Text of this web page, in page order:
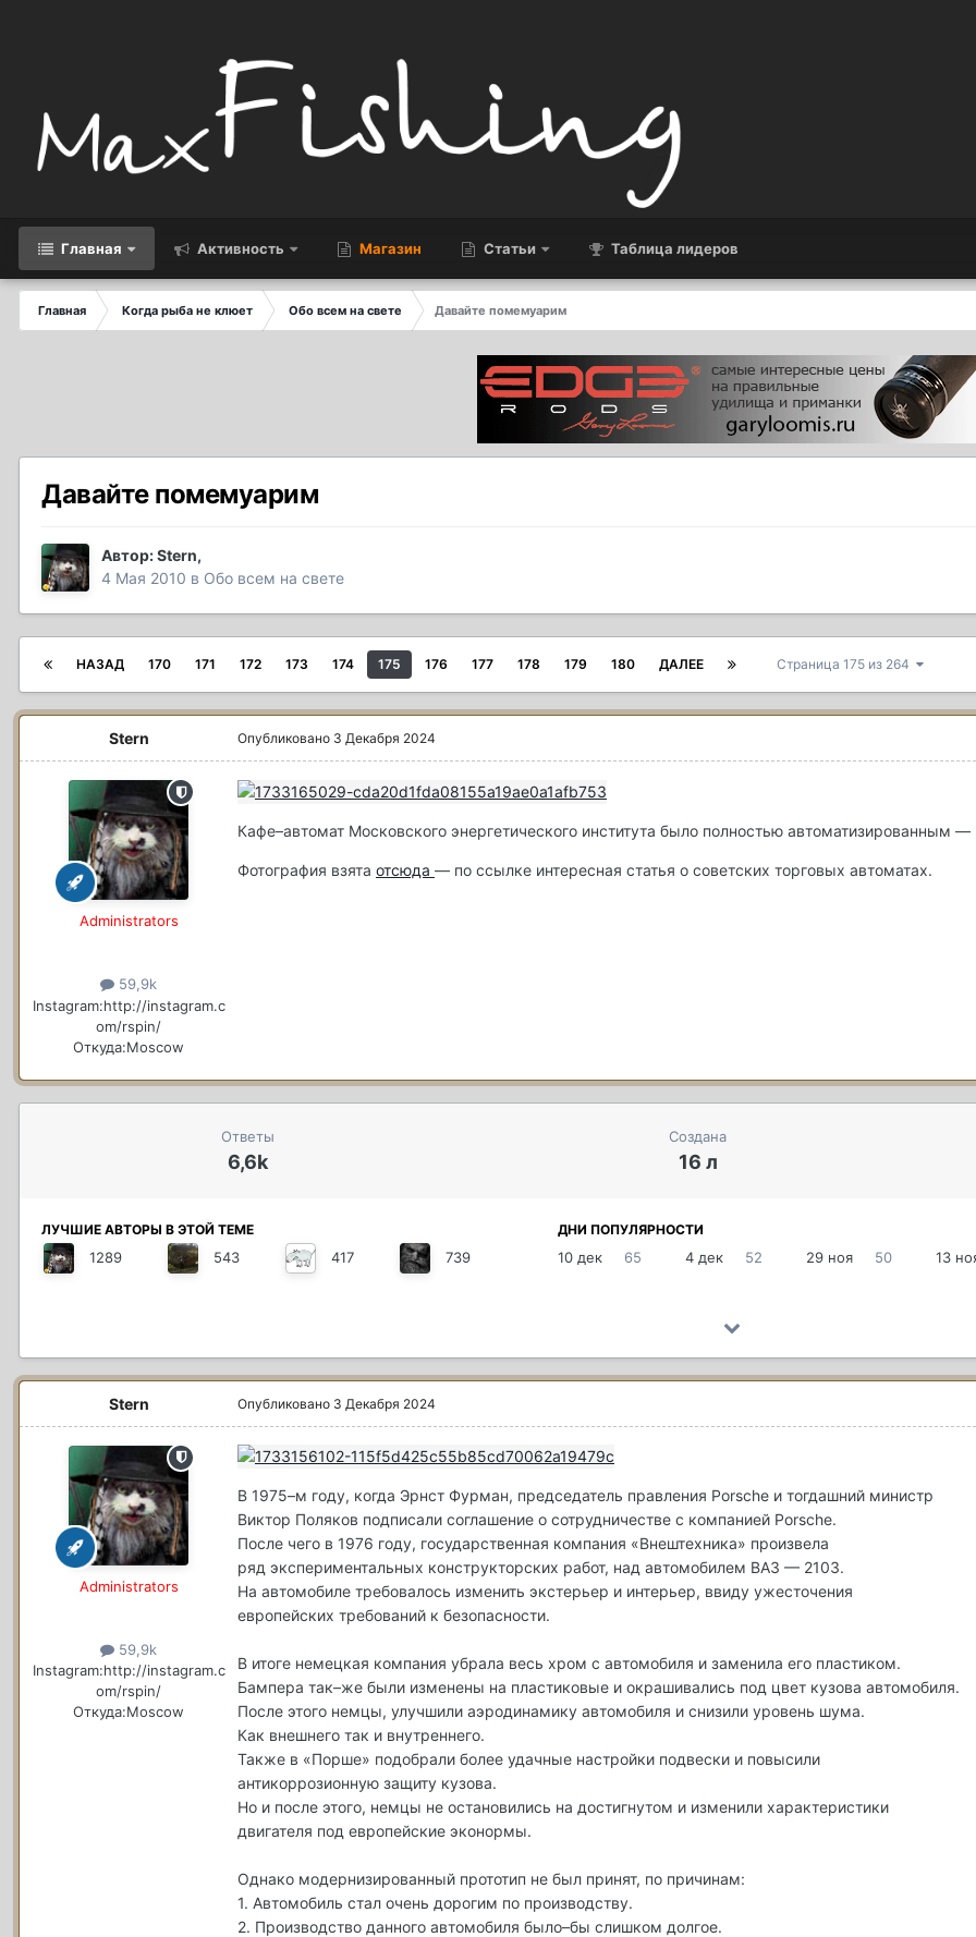
Главная Активность Магазин Статьи Таблица лидеров
Главная Когда рыба не клюет Обо всем на свете Давайте помемуарим
Давайте помемуарим
Автор:Stern,
4 Мая 2010 в Обо всем на свете
НАЗАД 170 171 172 173 174 175 176 177 178 179 180 ДАЛЕЕ Страница 175 из 264
Stern
Administrators
59,9k
Instagram:http://instagram.c
om/rspin/
Откуда:Moscow
Опубликовано 3 Декабря 2024
Кафе–автомат Московского энергетического института было полностью автоматизированным
Фотография взята отсюда — по ссылке интересная статья о советских торговых автоматах.
Ответы
6,6k
Создана
16 л
ЛУЧШИЕ АВТОРЫ В ЭТОЙ ТЕМЕ
1289 543 417 739
ДНИ ПОПУЛЯРНОСТИ
10 дек 65 4 дек 52 29 ноя 50 13
Stern
Administrators
59,9k
Instagram:http://instagram.c
om/rspin/
Откуда:Moscow
Опубликовано 3 Декабря 2024
В 1975–м году, когда Эрнст Фурман, председатель правления Porsche и тогдашний министр
Виктор Поляков подписали соглашение о сотрудничестве с компанией Porsche.
После чего в 1976 году, государственная компания «Внештехника» произвела
ряд экспериментальных конструкторских работ, над автомобилем ВАЗ — 2103.
На автомобиле требовалось изменить экстерьер и интерьер, ввиду ужесточения
европейских требований к безопасности.
В итоге немецкая компания убрала весь хром с автомобиля и заменила его пластиком.
Бампера так–же были изменены на пластиковые и окрашивались под цвет кузова автомобиля.
После этого немцы, улучшили аэродинамику автомобиля и снизили уровень шума.
Как внешнего так и внутреннего.
Также в «Порше» подобрали более удачные настройки подвески и повысили
антикоррозионную защиту кузова.
Но и после этого, немцы не остановились на достигнутом и изменили характеристики
двигателя под европейские эконормы.
Однако модернизированный прототип не был принят, по причинам:
1. Автомобиль стал очень дорогим по производству.
2. Производство данного автомобиля было–бы слишком долгое.